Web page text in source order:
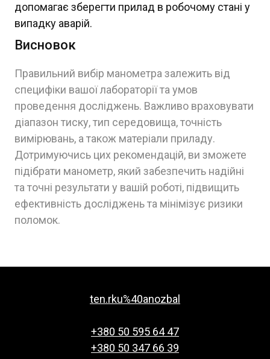
допомагає зберегти прилад в робочому стані у
випадку аварій.
Висновок
Правильний вибір манометра залежить від
специфіки вашої лабораторії та умов
проведення досліджень. Важливо враховувати
діапазон тиску, тип середовища, точність
вимірювань, а також матеріали приладу.
Дотримуючись цих рекомендацій, ви зможете
підібрати манометр, який забезпечить надійні
та точні результати у вашій роботі, підвищить
ефективність досліджень та мінімізує ризики
поломок.
ten.rku%40anozbal
+380 50 595 64 47
+380 50 347 66 39